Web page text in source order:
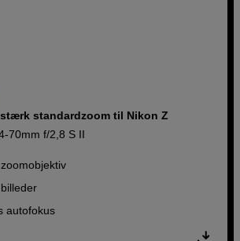
standardzoom til Nikon Z
70mm f/2,8 S II
autofokus